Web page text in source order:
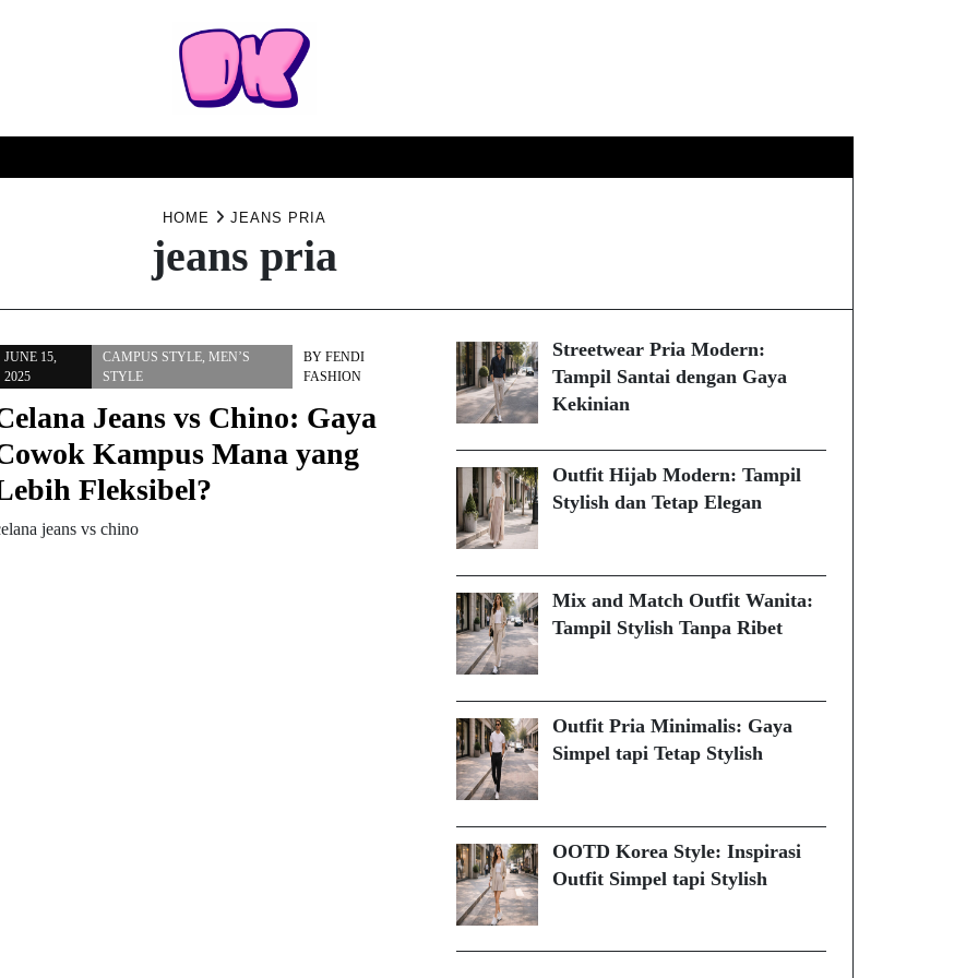
HOME JEANS PRIA
jeans pria
JUNE 15,
2025
CAMPUS STYLE,MEN’S
STYLE
BYFENDI
FASHION
Jeans vs Chino: Gaya
Kampus Mana yang
Fleksibel?
jeans vs chino
Streetwear Pria Modern:
Tampil Santai dengan Gaya
Kekinian
Outfit Hijab Modern: Tampil
Stylish dan Tetap Elegan
Mix and Match Outfit Wanita:
Tampil Stylish Tanpa Ribet
Outfit Pria Minimalis: Gaya
Simpel tapi Tetap Stylish
OOTD Korea Style: Inspirasi
Outfit Simpel tapi Stylish